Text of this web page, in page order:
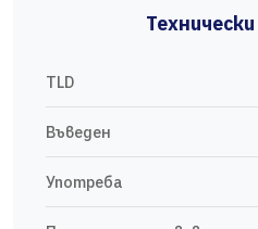
TLD
Въведен
Употреба